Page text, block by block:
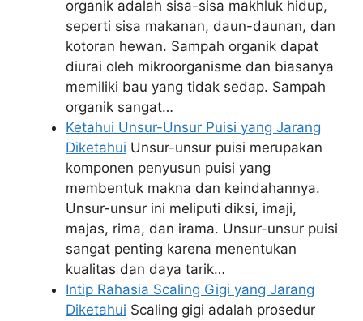
organik adalah sisa-sisa makhluk hidup,
seperti sisa makanan, daun-daunan, dan
kotoran hewan. Sampah organik dapat
diurai oleh mikroorganisme dan biasanya
memiliki bau yang tidak sedap. Sampah
organik sangat…
Ketahui Unsur-Unsur Puisi yang Jarang
Diketahui Unsur-unsur puisi merupakan
komponen penyusun puisi yang
membentuk makna dan keindahannya.
Unsur-unsur ini meliputi diksi, imaji,
majas, rima, dan irama. Unsur-unsur puisi
sangat penting karena menentukan
kualitas dan daya tarik…
Intip Rahasia Scaling Gigi yang Jarang
Diketahui Scaling gigi adalah prosedur